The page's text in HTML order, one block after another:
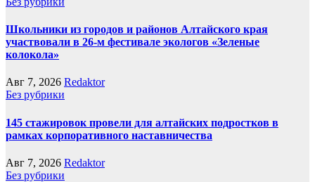
Школьники из городов и районов Алтайского края
участвовали в 26-м фестивале экологов «Зеленые
колокола»
Авг 7, 2026 Redaktor
Без рубрики
145 стажировок провели для алтайских подростков в
рамках корпоративного наставничества
Авг 7, 2026 Redaktor
Без рубрики